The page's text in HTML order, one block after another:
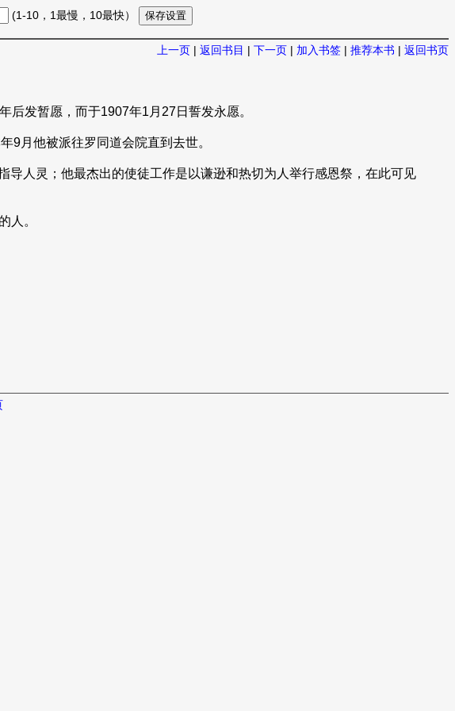
(1-10，1最慢，10最快）
上一页 | 返回书目 | 下一页 | 加入书签 | 推荐本书 | 返回书页
发暂愿，而于1907年1月27日誓发永愿。
月他被派往罗同道会院直到去世。
人灵；他最杰出的使徒工作是以谦逊和热切为人举行感恩祭，在此可见
人。